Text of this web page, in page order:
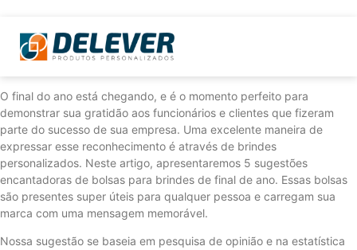
O final do ano está chegando, e é o momento perfeito para
demonstrar sua gratidão aos funcionários e clientes que fizeram
parte do sucesso de sua empresa. Uma excelente maneira de
expressar esse reconhecimento é através de brindes
personalizados. Neste artigo, apresentaremos 5 sugestões
encantadoras de bolsas para brindes de final de ano. Essas bolsas
são presentes super úteis para qualquer pessoa e carregam sua
marca com uma mensagem memorável.
Nossa sugestão se baseia em pesquisa de opinião e na estatística